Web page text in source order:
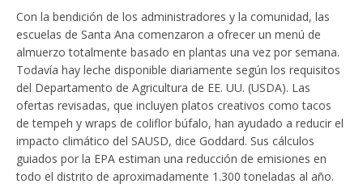
Con la bendición de los administradores y la comunidad, las
escuelas de Santa Ana comenzaron a ofrecer un menú de
almuerzo totalmente basado en plantas una vez por semana.
Todavía hay leche disponible diariamente según los requisitos
del Departamento de Agricultura de EE. UU. (USDA). Las
ofertas revisadas, que incluyen platos creativos como tacos
de tempeh y wraps de coliflor búfalo, han ayudado a reducir el
impacto climático del SAUSD, dice Goddard. Sus cálculos
guiados por la EPA estiman una reducción de emisiones en
todo el distrito de aproximadamente 1.300 toneladas al año.